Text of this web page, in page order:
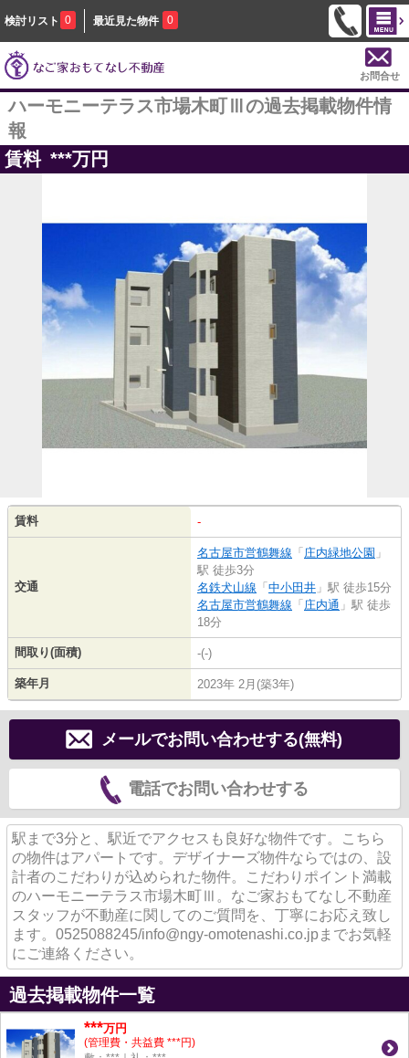
検討リスト 0 最近見た物件 0
お問合せ
ハーモニーテラス市場木町Ⅲの過去掲載物件情
報
賃料 ***万円
賃料 -
交通
名古屋市営鶴舞線 「 庄内緑地公園 」
駅 徒歩3分
名鉄犬山線 「 中小田井 」駅 徒歩15分
名古屋市営鶴舞線 「 庄内通 」駅 徒歩
18分
間取り(面積) -(-)
築年月 2023年 2月(築3年)
メールでお問い合わせする(無料)
電話でお問い合わせする
駅まで3分と、駅近でアクセスも良好な物件です。こちら
の物件はアパートです。デザイナーズ物件ならではの、設
計者のこだわりが込められた物件。こだわりポイント満載
のハーモニーテラス市場木町Ⅲ。なご家おもてなし不動産
スタッフが不動産に関してのご質問を、丁寧にお応え致し
ます。0525088245/info@ngy-omotenashi.co.jpまでお気軽
にご連絡ください。
過去掲載物件一覧
***万円
(管理費・共益費 ***円)